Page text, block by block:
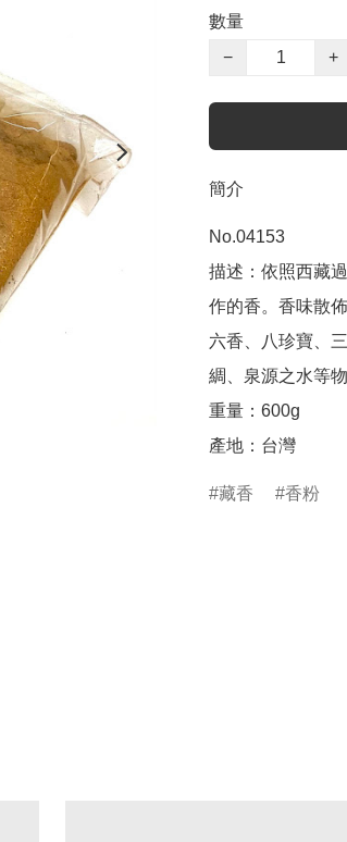
數量
−
+
簡介
No.04153
描述：依照西藏
作的香。香味散
六香、八珍寶、
綢、泉源之水等物
重量：600g
產地：台灣
藏香 香粉